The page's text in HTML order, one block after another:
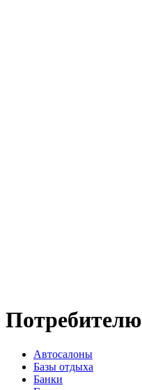
Потребителю
Автосалоны
Базы отдыха
Банки